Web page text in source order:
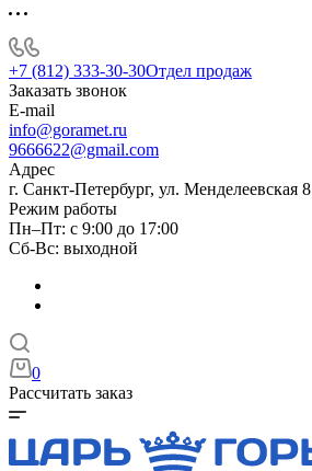
+7 (812) 333-30-30Отдел продаж
Заказать звонок
E-mail
info@goramet.ru
9666622@gmail.com
Адрес
г. Санкт-Петербург, ул. Менделеевская 8
Режим работы
Пн–Пт: с 9:00 до 17:00
Сб-Вс: выходной
0
Рассчитать заказ